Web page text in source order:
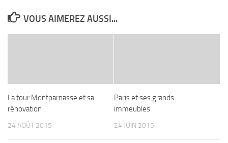
VOUS AIMEREZ AUSSI...
La tour Montparnasse et sa
rénovation
24 AOÛT 2015
Paris et ses grands
immeubles
24 JUIN 2015